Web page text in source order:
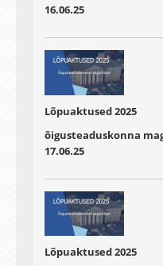
16.06.25
Lõpuaktused 2025
õigusteaduskonna
17.06.25
Lõpuaktused 2025